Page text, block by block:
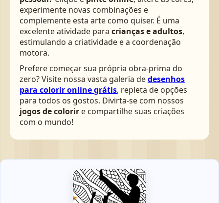
experimente novas combinações e
complemente esta arte como quiser. É uma
excelente atividade para crianças e adultos,
estimulando a criatividade e a coordenação
motora.
Prefere começar sua própria obra-prima do
zero? Visite nossa vasta galeria dedesenhos
para colorir online grátis, repleta de opções
para todos os gostos. Divirta-se com nossos
jogos de colorir e compartilhe suas criações
com o mundo!